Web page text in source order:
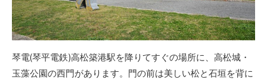
琴電(琴平電鉄)高松築港駅を降りてすぐの場所に、高松城・
玉藻公園の西門があります。門の前は美しい松と石垣を背に